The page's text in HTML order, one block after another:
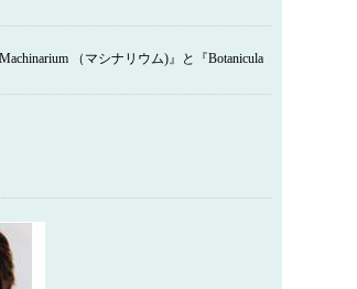
（マシナリウム)』と『Botanicula